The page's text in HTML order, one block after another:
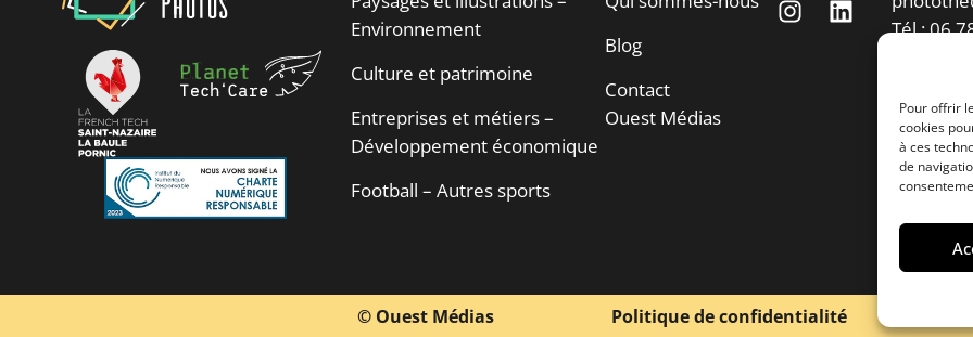
Pour offrir
cookies
à ces
de
Environnement
Culture et patrimoine
Entreprises et métiers –
Développement économique
Football – Autres sports
Blog
Contact
Ouest Médias
Tél : 06
© Ouest Médias Politique de confidentialité